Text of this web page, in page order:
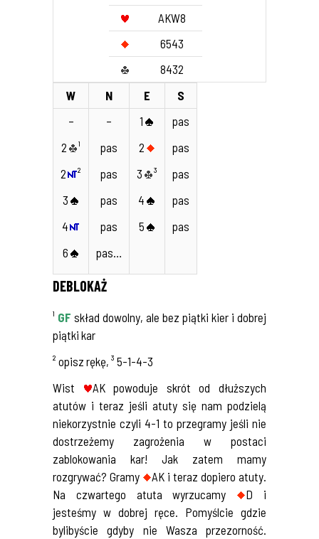
AKW8
6543
8432
W
N E
S
–
2
¹
2
²
3
4
6
–
pas
pas
pas
pas
pas…
1
2
3
³
4
5
pas
pas
pas
pas
pas
DEBLOKAŻ
¹ GF skład dowolny, ale bez piątki kier i dobrej
piątki kar
² opisz rękę, ³ 5-1-4-3
Wist
AK powoduje skrót od dłuższych
atutów i teraz jeśli atuty się nam podzielą
niekorzystnie czyli 4-1 to przegramy jeśli nie
dostrzeżemy zagrożenia w postaci
zablokowania kar! Jak zatem mamy
rozgrywać? Gramy
AK i teraz dopiero atuty.
Na czwartego atuta wyrzucamy
D i
jesteśmy w dobrej ręce. Pomyślcie gdzie
bylibyście gdyby nie Wasza przezorność.